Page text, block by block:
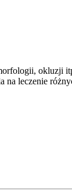
okluzji
leczenie